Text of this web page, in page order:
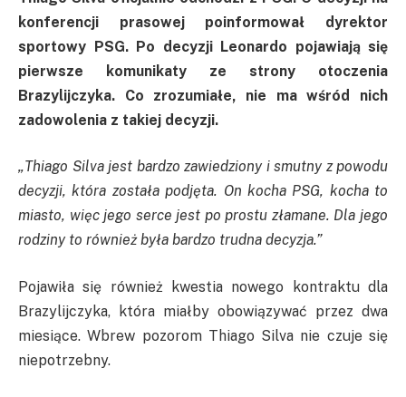
konferencji prasowej poinformował dyrektor
sportowy PSG. Po decyzji Leonardo pojawiają się
pierwsze komunikaty ze strony otoczenia
Brazylijczyka. Co zrozumiałe, nie ma wśród nich
zadowolenia z takiej decyzji.
„Thiago Silva jest bardzo zawiedziony i smutny z powodu
decyzji, która została podjęta. On kocha PSG, kocha to
miasto, więc jego serce jest po prostu złamane. Dla jego
rodziny to również była bardzo trudna decyzja.”
Pojawiła się również kwestia nowego kontraktu dla
Brazylijczyka, która miałby obowiązywać przez dwa
miesiące. Wbrew pozorom Thiago Silva nie czuje się
niepotrzebny.